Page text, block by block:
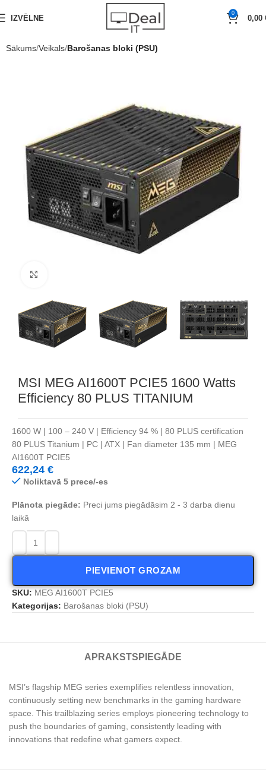
IZVĒLNE
0
0,00
Sākums Veikals Barošanas bloki (PSU)
MSI MEG AI1600T PCIE5 1600 Watts
Efficiency 80 PLUS TITANIUM
1600 W | 100 – 240 V | Efficiency 94 % | 80 PLUS certification
80 PLUS Titanium | PC | ATX | Fan diameter 135 mm | MEG
AI1600T PCIE5
622,24 €
Noliktavā 5 prece/-es
Plānota piegāde: Preci jums piegādāsim 2 - 3 darba dienu
laikā
PIEVIENOT GROZAM
SKU: MEG AI1600T PCIE5
Kategorijas: Barošanas bloki (PSU)
APRAKSTS PIEGĀDE
MSI’s flagship MEG series exemplifies relentless innovation,
continuously setting new benchmarks in the gaming hardware
space. This trailblazing series employs pioneering technology to
push the boundaries of gaming, consistently leading with
innovations that redefine what gamers expect.